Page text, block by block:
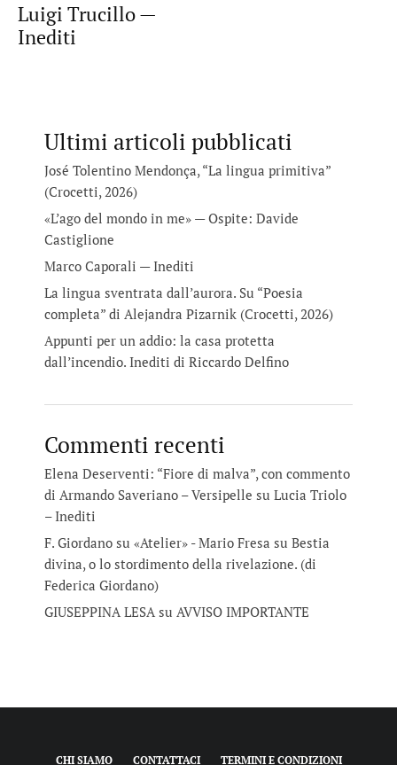
Luigi Trucillo —
Inediti
Ultimi articoli pubblicati
José Tolentino Mendonça, “La lingua primitiva”
(Crocetti, 2026)
«L’ago del mondo in me» — Ospite: Davide
Castiglione
Marco Caporali — Inediti
La lingua sventrata dall’aurora. Su “Poesia
completa” di Alejandra Pizarnik (Crocetti, 2026)
Appunti per un addio: la casa protetta
dall’incendio. Inediti di Riccardo Delfino
Commenti recenti
Elena Deserventi: “Fiore di malva”, con commento
di Armando Saveriano – Versipelle su Lucia Triolo
– Inediti
F. Giordano su «Atelier» - Mario Fresa su Bestia
divina, o lo stordimento della rivelazione. (di
Federica Giordano)
GIUSEPPINA LESAsu AVVISO IMPORTANTE
CHI SIAMO CONTATTACI TERMINI E CONDIZIONI